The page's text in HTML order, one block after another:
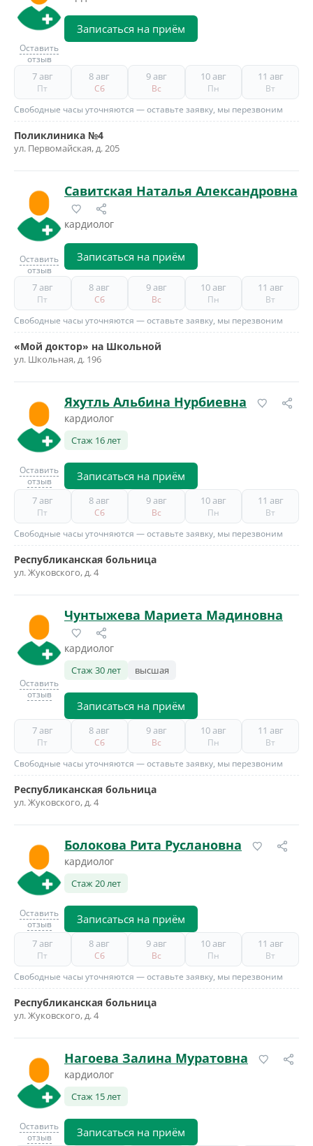
Оставить
отзыв
Записаться на приём
7 авг
Пт
8 авг
Сб
9 авг
Вс
10 авг
Пн
11 авг
Вт
Свободные часы уточняются — оставьте заявку, мы перезвоним
Поликлиника №4
ул. Первомайская, д. 205
Оставить
отзыв
Савитская Наталья Александровна
кардиолог
Записаться на приём
7 авг
Пт
8 авг
Сб
9 авг
Вс
10 авг
Пн
11 авг
Вт
Свободные часы уточняются — оставьте заявку, мы перезвоним
«Мой доктор» на Школьной
ул. Школьная, д. 196
Оставить
отзыв
Яхутль Альбина Нурбиевна
кардиолог
Стаж 16 лет
Записаться на приём
7 авг
Пт
8 авг
Сб
9 авг
Вс
10 авг
Пн
11 авг
Вт
Свободные часы уточняются — оставьте заявку, мы перезвоним
Республиканская больница
ул. Жуковского, д. 4
Оставить
отзыв
Чунтыжева Мариета Мадиновна
кардиолог
Стаж 30 лет высшая
Записаться на приём
7 авг
Пт
8 авг
Сб
9 авг
Вс
10 авг
Пн
11 авг
Вт
Свободные часы уточняются — оставьте заявку, мы перезвоним
Республиканская больница
ул. Жуковского, д. 4
Оставить
отзыв
Болокова Рита Руслановна
кардиолог
Стаж 20 лет
Записаться на приём
7 авг
Пт
8 авг
Сб
9 авг
Вс
10 авг
Пн
11 авг
Вт
Свободные часы уточняются — оставьте заявку, мы перезвоним
Республиканская больница
ул. Жуковского, д. 4
Оставить
отзыв
Нагоева Залина Муратовна
кардиолог
Стаж 15 лет
Записаться на приём